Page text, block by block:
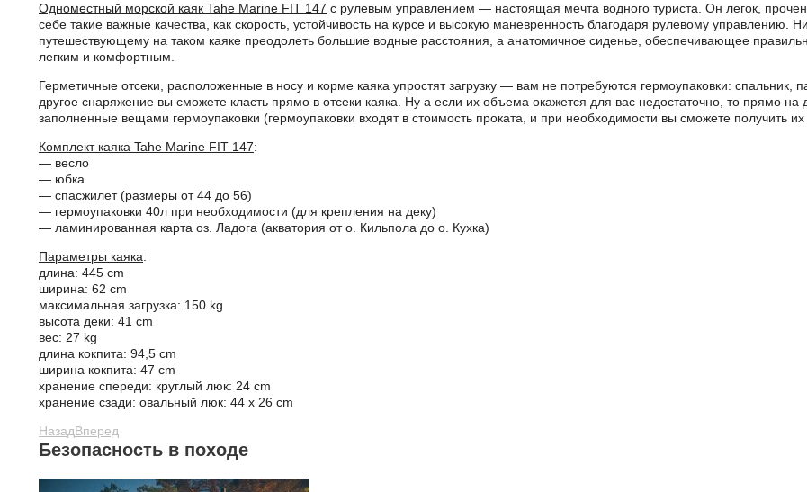
Одноместный морской каяк Tahe Marine FIT 147 с рулевым управлением — настоящая мечта водного туриста. Он легок,
себе такие важные качества, как скорость, устойчивость на курсе и высокую маневренность благодаря рулевому управлению.
путешествующему на таком каяке преодолеть большие водные расстояния, а анатомичное сиденье, обеспечивающее
легким и комфортным.
Герметичные отсеки, расположенные в носу и корме каяка упростят загрузку — вам не потребуются гермоупаковки: спальник,
другое снаряжение вы сможете класть прямо в отсеки каяка. Ну а если их объема окажется для вас недостаточно, то прямо
заполненные вещами гермоупаковки (гермоупаковки входят в стоимость проката, и при необходимости вы сможете получить
Комплект каяка Tahe Marine FIT 147:
— весло
— юбка
— спасжилет (размеры от 44 до 56)
— гермоупаковки 40л при необходимости (для крепления на деку)
— ламинированная карта оз. Ладога (акватория от о. Кильпола до о. Кухка)
Параметры каяка:
длина: 445 cm
ширина: 62 cm
максимальная загрузка: 150 kg
высота деки: 41 cm
вес: 27 kg
длина кокпита: 94,5 cm
ширина кокпита: 47 cm
хранение спереди: круглый люк: 24 cm
хранение сзади: овальный люк: 44 х 26 cm
НазадВперед
Безопасность в походе